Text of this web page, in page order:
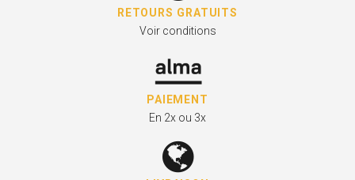
RETOURS GRATUITS
Voir conditions
PAIEMENT
En 2x ou 3x